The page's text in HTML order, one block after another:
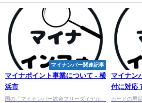
マイナンバー関連記事
マイナポイント事業について - 横
浜市
国の「マイナンバー総合フリーダイヤル」
マイナン
付に対応
庁 | 町田
カードの早